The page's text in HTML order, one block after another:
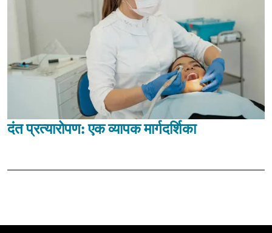
दंत प्रत्यारोपण: एक व्यापक मार्गदर्शिका